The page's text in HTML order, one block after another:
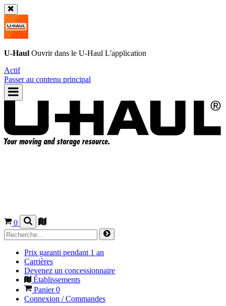
U-Haul Ouvrir dans le U-Haul L'application
Actif
Passer au contenu principal
0
Prix garanti pendant 1 an
Carrières
Devenez un concessionnaire
Établissements
Panier0
Connexion / Commandes